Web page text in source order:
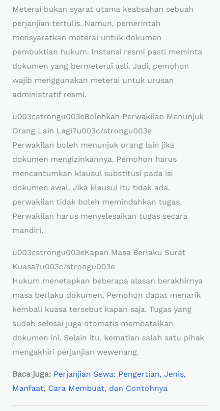
Meterai bukan syarat utama keabsahan sebuah
perjanjian tertulis. Namun, pemerintah
mensyaratkan meterai untuk dokumen
pembuktian hukum. Instansi resmi pasti meminta
dokumen yang bermeterai asli. Jadi, pemohon
wajib menggunakan meterai untuk urusan
administratif resmi.
u003cstrongu003eBolehkah Perwakilan Menunjuk
Orang Lain Lagi?u003c/strongu003e
Perwakilan boleh menunjuk orang lain jika
dokumen mengizinkannya. Pemohon harus
mencantumkan klausul substitusi pada isi
dokumen awal. Jika klausul itu tidak ada,
perwakilan tidak boleh memindahkan tugas.
Perwakilan harus menyelesaikan tugas secara
mandiri.
u003cstrongu003eKapan Masa Berlaku Surat
Kuasa?u003c/strongu003e
Hukum menetapkan beberapa alasan berakhirnya
masa berlaku dokumen. Pemohon dapat menarik
kembali kuasa tersebut kapan saja. Tugas yang
sudah selesai juga otomatis membatalkan
dokumen ini. Selain itu, kematian salah satu pihak
mengakhiri perjanjian wewenang.
Baca juga: Perjanjian Sewa: Pengertian, Jenis,
Manfaat, Cara Membuat, dan Contohnya